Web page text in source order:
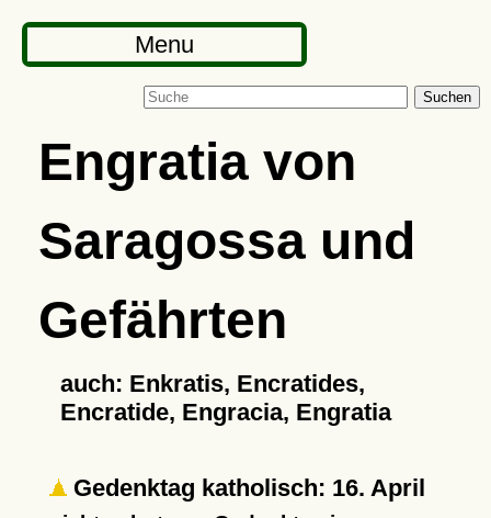
Menu
Suchen
Engratia von
Saragossa und
Gefährten
auch: Enkratis, Encratides,
Encratide, Engracia, Engratia
Gedenktag katholisch: 16. April